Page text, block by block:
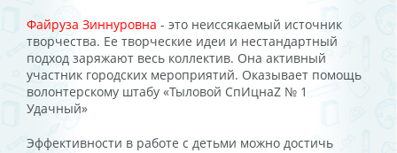
Файруза Зиннуровна - это неиссякаемый источник
творчества. Ее творческие идеи и нестандартный
подход заряжают весь коллектив. Она активный
участник городских мероприятий. Оказывает помощь
волонтерскому штабу «Тыловой СпИцнаZ № 1
Удачный»
Эффективности в работе с детьми можно достичь